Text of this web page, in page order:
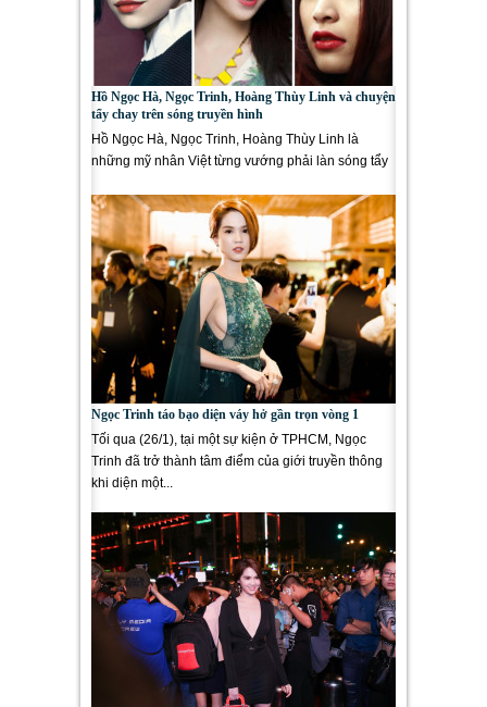
Hồ Ngọc Hà, Ngọc Trinh, Hoàng Thùy Linh và chuyện
tẩy chay trên sóng truyền hình
Hồ Ngọc Hà, Ngọc Trinh, Hoàng Thùy Linh là
những mỹ nhân Việt từng vướng phải làn sóng tẩy
Ngọc Trinh táo bạo diện váy hở gần trọn vòng 1
Tối qua (26/1), tại một sự kiện ở TPHCM, Ngọc
Trinh đã trở thành tâm điểm của giới truyền thông
khi diện một...